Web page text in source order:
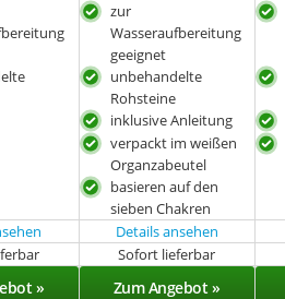
zur
Wasseraufbereitung
geeignet
unbehandelte
Rohsteine
inklusive Anleitung
verpackt im weißen
Organzabeutel
basieren auf den
sieben Chakren
Details ansehen
Sofort lieferbar
» Zum Angebot »